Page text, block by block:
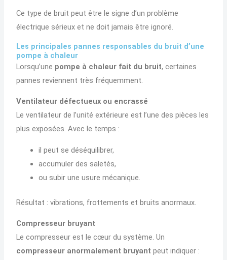
Ce type de bruit peut être le signe d’un problème
électrique sérieux et ne doit jamais être ignoré.
Les principales pannes responsables du bruit d’une
pompe à chaleur
Lorsqu’une pompe à chaleur fait du bruit, certaines
pannes reviennent très fréquemment.
Ventilateur défectueux ou encrassé
Le ventilateur de l’unité extérieure est l’une des pièces les
plus exposées. Avec le temps :
il peut se déséquilibrer,
accumuler des saletés,
ou subir une usure mécanique.
Résultat : vibrations, frottements et bruits anormaux.
Compresseur bruyant
Le compresseur est le cœur du système. Un
compresseur anormalement bruyant peut indiquer :